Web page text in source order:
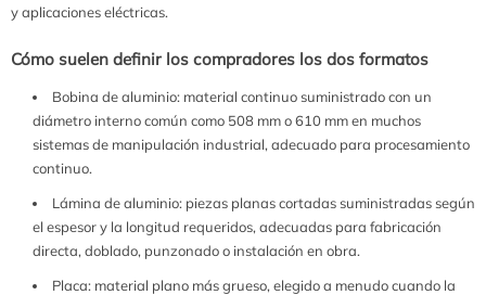
y aplicaciones eléctricas.
Cómo suelen definir los compradores los dos formatos
Bobina de aluminio: material continuo suministrado con un
diámetro interno común como 508 mm o 610 mm en muchos
sistemas de manipulación industrial, adecuado para procesamiento
continuo.
Lámina de aluminio: piezas planas cortadas suministradas según
el espesor y la longitud requeridos, adecuadas para fabricación
directa, doblado, punzonado o instalación en obra.
Placa: material plano más grueso, elegido a menudo cuando la